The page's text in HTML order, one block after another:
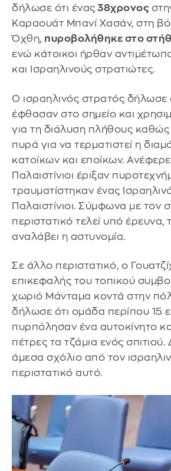
δήλωσε ότι ένας 38χρονος
Καραουάτ Μπανί Χασάν, στη
Όχθη, πυροβολήθηκε στο
ενώ κάτοικοι ήρθαν
και Ισραηλινούς στρατιώτες.
Ο ισραηλινός στρατός δήλωσε
έφθασαν στο σημείο και
για τη διάλυση πλήθους καθώς
πυρά για να τερματιστεί η
κατοίκων και εποίκων. Ανέφερε
Παλαιστίνιοι έριξαν
τραυματίστηκαν ένας
Παλαιστίνιοι. Σύμφωνα με τον
περιστατικό τελεί υπό έρευνα,
αναλάβει η αστυνομία.
Σε άλλο περιστατικό, ο
επικεφαλής του τοπικού
χωριό Μάνταμα κοντά στην
δήλωσε ότι ομάδα περίπου 15
πυρπόλησαν ένα αυτοκίνητο
πέτρες τα τζάμια ενός
άμεσα σχόλιο από τον
περιστατικό αυτό.